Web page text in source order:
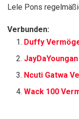
Lele Pons
Verbunden:
Duffy
Ncuti Gatwa
Wack 100